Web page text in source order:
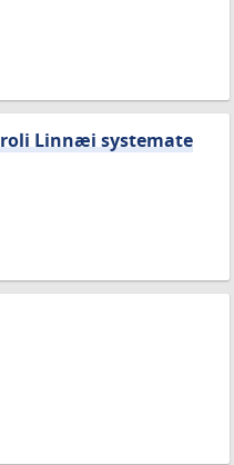
Linnæi systemate